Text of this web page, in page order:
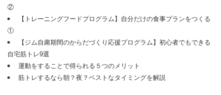
②
【トレーニングフードプログラム】自分だけの食事プランをつくる
①
【ジム自粛期間のからだづくり応援プログラム】初心者でもできる
自宅筋トレ9選
運動をすることで得られる５つのメリット
筋トレするなら朝？夜？ベストなタイミングを解説